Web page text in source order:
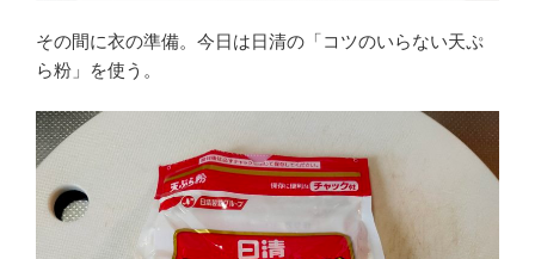
その間に衣の準備。今日は日清の「コツのいらない天ぷ
ら粉」を使う。